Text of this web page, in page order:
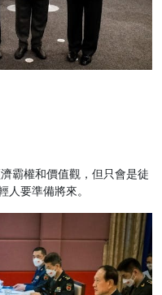
霸權和價值觀，但只會是徒
人要準備將來。